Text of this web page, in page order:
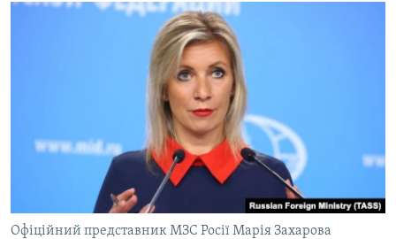
Офіційний представник МЗС Росії Марія Захарова